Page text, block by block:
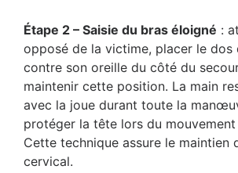
Étape 2 – Saisie du bras éloigné :
opposé de la victime, placer le dos
contre son oreille du côté du
maintenir cette position. La main
avec la joue durant toute la
protéger la tête lors du
Cette technique assure le maintien
cervical.